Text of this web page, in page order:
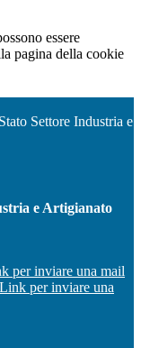
essere
pagina della cookie
Settore Industria e
e Artigianato
per inviare una mail
Link per inviare una